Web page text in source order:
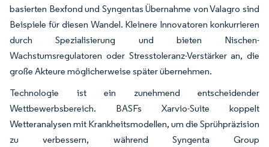
basierten Bexfond und Syngentas Übernahme von Valagro sind
Beispiele für diesen Wandel. Kleinere Innovatoren konkurrieren
durch Spezialisierung und bieten Nischen-
Wachstumsregulatoren oder Stresstoleranz-Verstärker an, die
große Akteure möglicherweise später übernehmen.
Technologie ist ein zunehmend entscheidender
Wettbewerbsbereich. BASFs Xarvio-Suite koppelt
Wetteranalysen mit Krankheitsmodellen, um die Sprühpräzision
zu verbessern, während Syngenta Group